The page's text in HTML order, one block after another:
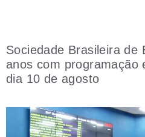
Sociedade Brasileira de
anos com programação
dia 10 de agosto